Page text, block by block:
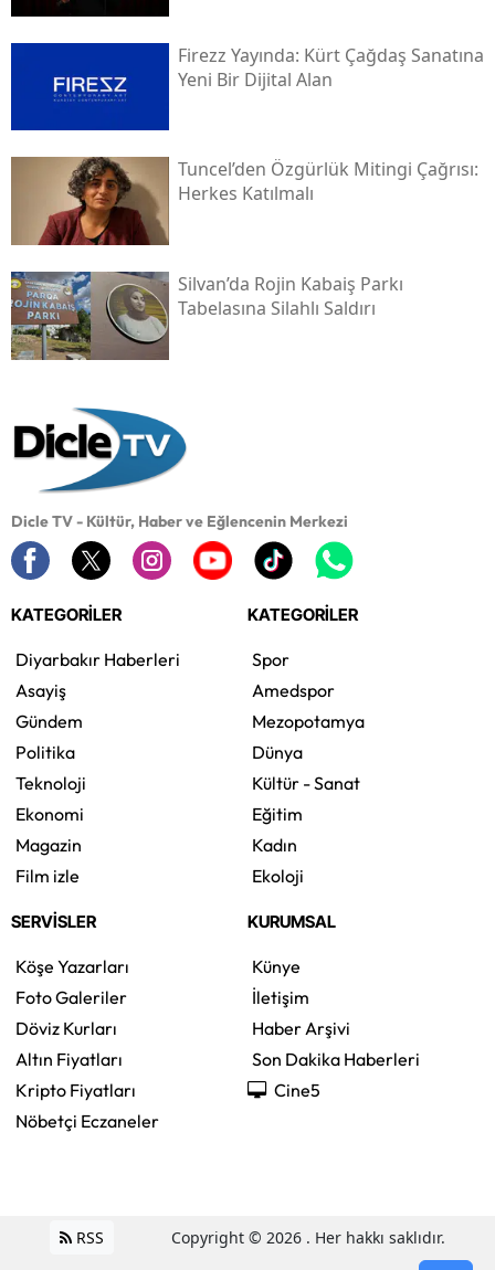
Firezz Yayında: Kürt Çağdaş Sanatına
Yeni Bir Dijital Alan
Tuncel’den Özgürlük Mitingi Çağrısı:
Herkes Katılmalı
Silvan’da Rojin Kabaiş Parkı
Tabelasına Silahlı Saldırı
Dicle TV - Kültür, Haber ve Eğlencenin Merkezi
KATEGORİLER
Diyarbakır Haberleri
Asayiş
Gündem
Politika
Teknoloji
Ekonomi
Magazin
Film izle
KATEGORİLER
Spor
Amedspor
Mezopotamya
Dünya
Kültür - Sanat
Eğitim
Kadın
Ekoloji
SERVİSLER
Köşe Yazarları
Foto Galeriler
Döviz Kurları
Altın Fiyatları
Kripto Fiyatları
Nöbetçi Eczaneler
KURUMSAL
Künye
İletişim
Haber Arşivi
Son Dakika Haberleri
Cine5
RSS Copyright © 2026 . Her hakkı saklıdır.